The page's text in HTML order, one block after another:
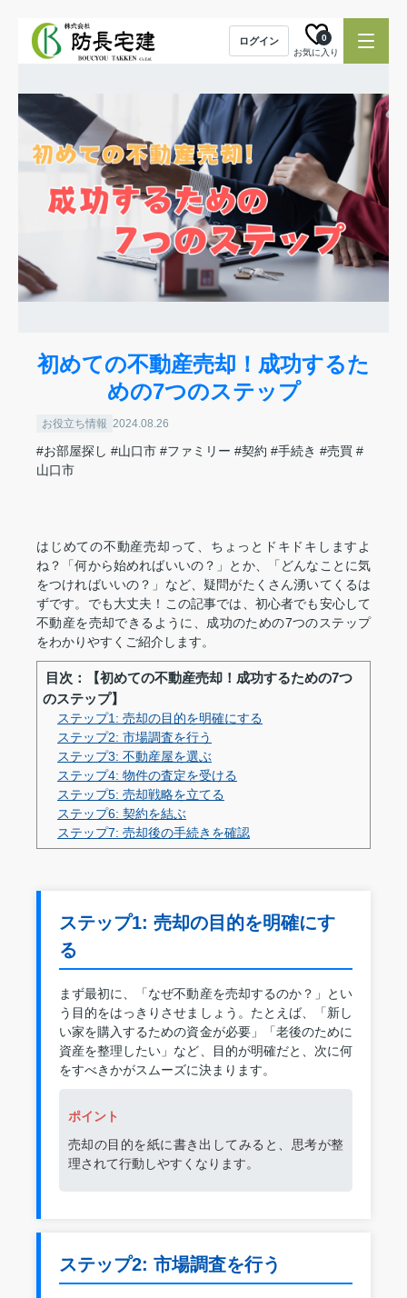
ログイン
お気に入り
0
初めての不動産売却！成功するた
めの7つのステップ
お役立ち情報 2024.08.26
#お部屋探し #山口市 #ファミリー #契約 #手続き #売買 #
山口市
はじめての不動産売却って、ちょっとドキドキしますよ
ね？「何から始めればいいの？」とか、「どんなことに気
をつければいいの？」など、疑問がたくさん湧いてくるは
ずです。でも大丈夫！この記事では、初心者でも安心して
不動産を売却できるように、成功のための7つのステップ
をわかりやすくご紹介します。
目次：【初めての不動産売却！成功するための7つ
のステップ】
ステップ1: 売却の目的を明確にする
ステップ2: 市場調査を行う
ステップ3: 不動産屋を選ぶ
ステップ4: 物件の査定を受ける
ステップ5: 売却戦略を立てる
ステップ6: 契約を結ぶ
ステップ7: 売却後の手続きを確認
ステップ1: 売却の目的を明確にす
る
まず最初に、「なぜ不動産を売却するのか？」とい
う目的をはっきりさせましょう。たとえば、「新し
い家を購入するための資金が必要」「老後のために
資産を整理したい」など、目的が明確だと、次に何
をすべきかがスムーズに決まります。
ポイント
売却の目的を紙に書き出してみると、思考が整
理されて行動しやすくなります。
ステップ2: 市場調査を行う